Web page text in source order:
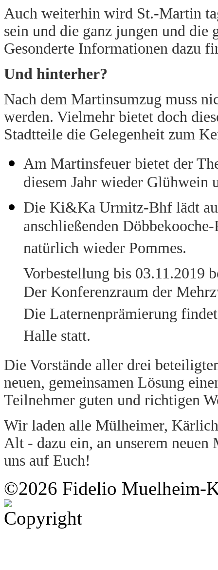
Auch weiterhin wird St.-Martin
sein und die ganz jungen und die
Gesonderte Informationen dazu
Und hinterher?
Nach dem Martinsumzug muss
werden. Vielmehr bietet doch
Stadtteile die Gelegenheit zum
Am Martinsfeuer bietet der
diesem Jahr wieder Glühwein
Die Ki&Ka Urmitz-Bhf lädt
anschließenden
natürlich wieder Pommes.
Vorbestellung bis 03.11.2019
Der Konferenzraum der
Die Laternenprämierung
Halle statt.
Die Vorstände aller drei
neuen, gemeinsamen Lösung
Teilnehmer guten und richtigen
Wir laden alle Mülheimer,
Alt - dazu ein, an unserem
uns auf Euch!
©2026 Fidelio Muelheim-